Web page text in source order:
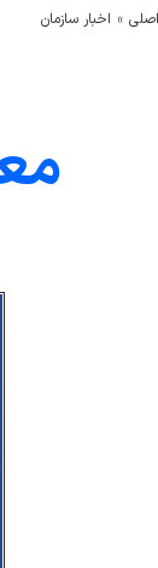
اخبار سازمان